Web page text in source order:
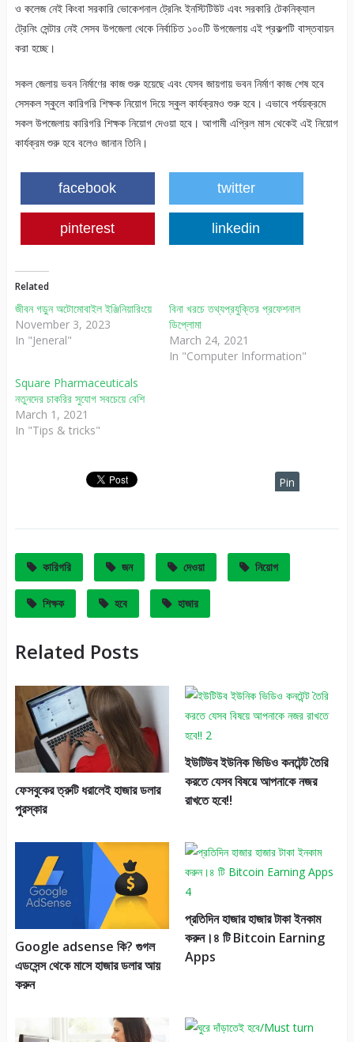
ও কলেজ নেই কিংবা সরকারি ভোকেশনাল ট্রেনিং ইনস্টিটিউট এবং সরকারি টেকনিক্যাল
ট্রেনিং সেন্টার নেই সেসব উপজেলা থেকে নির্বাচিত ১০০টি উপজেলায় এই প্রকল্পটি বাস্তবায়ন
করা হচ্ছে।
সকল জেলায় ভবন নির্মাণের কাজ শুরু হয়েছে এবং যেসব জায়গায় ভবন নির্মাণ কাজ শেষ হবে
সেসকল স্কুলে কারিগরি শিক্ষক নিয়োগ দিয়ে স্কুল কার্যক্রমও শুরু হবে। এভাবে পর্যয়ক্রমে
সকল উপজেলায় কারিগরি শিক্ষক নিয়োগ দেওয়া হবে। আগামী এপ্রিল মাস থেকেই এই নিয়োগ
কার্যক্রম শুরু হবে বলেও জানান তিনি।
facebook twitter
pinterest linkedin
Related
জীবন গড়ুন অটোমোবাইল ইঞ্জিনিয়ারিংয়ে
November 3, 2023
In "Jeneral"
বিনা খরচে তথ্যপ্রযুক্তির প্রফেশনাল
ডিপ্লোমা
March 24, 2021
In "Computer Information"
Square Pharmaceuticals
নতুনদের চাকরির সুযোগ সবচেয়ে বেশি
March 1, 2021
In "Tips & tricks"
Pin
কারিগরি জন দেওয়া নিয়োগ
শিক্ষক হবে হাজার
Related Posts
ফেসবুকের ত্রুটি ধরালেই হাজার ডলার
পুরস্কার
ইউটিউব ইউনিক ভিডিও কনটেন্ট তৈরি
করতে যেসব বিষয়ে আপনাকে নজর
রাখতে হবে!!
Google adsense কি? গুগল
এডসেন্স থেকে মাসে হাজার ডলার আয়
করুন
প্রতিদিন হাজার হাজার টাকা ইনকাম
করুন।৪ টি Bitcoin Earning
Apps